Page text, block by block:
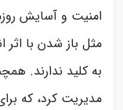
امنیت و آسایش
مثل باز شدن با اثر
به کلید ندارند.
مدیریت کرد، که